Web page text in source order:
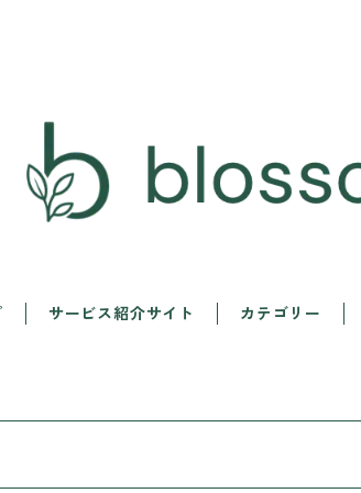
サービス紹介サイト カテゴリー